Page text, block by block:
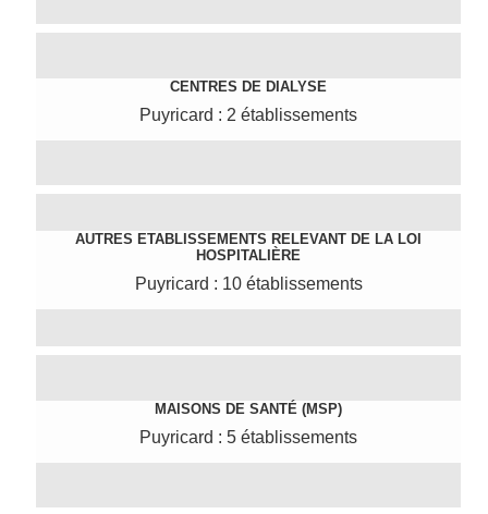
CENTRES DE DIALYSE
Puyricard : 2 établissements
AUTRES ETABLISSEMENTS RELEVANT DE LA LOI
HOSPITALIÈRE
Puyricard : 10 établissements
MAISONS DE SANTÉ (MSP)
Puyricard : 5 établissements